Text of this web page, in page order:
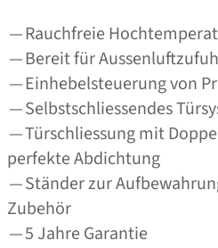
— Rauchfreie
— Bereit für
— Einhebelsteuerung von
— Selbstschliessendes
— Türschliessung mit
perfekte Abdichtung
— Ständer zur
Zubehör
— 5 Jahre Garantie